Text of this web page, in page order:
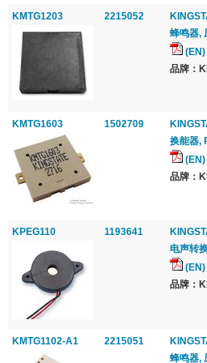
KMTG1203 2215052
蜂鸣器,
(EN)
品牌：
KMTG1603 1502709
换能器,
(EN)
品牌：
KPEG110 1193641
电声转
(EN)
品牌：
KMTG1102-A1 2215051
蜂鸣器,